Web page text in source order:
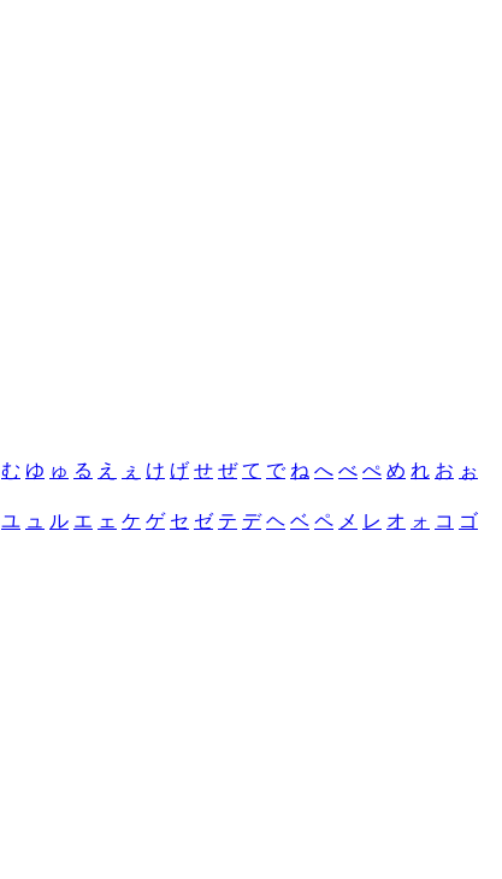
む ゆ ゅ る え ぇ け げ せ ぜ て で ね へ べ ぺ め れ お ぉ
ユ ュ ル エ ェ ケ ゲ セ ゼ テ デ ヘ ベ ペ メ レ オ ォ コ ゴ